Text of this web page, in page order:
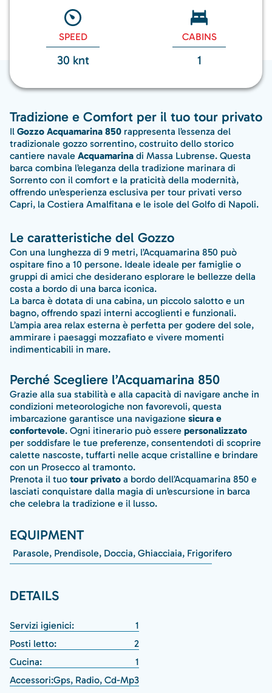
SPEED
30 knt
CABINS
1
Tradizione e Comfort per il tuo tour privato
Il Gozzo Acquamarina 850 rappresenta l’essenza del
tradizionale gozzo sorrentino, costruito dello storico
cantiere navale Acquamarina di Massa Lubrense. Questa
barca combina l’eleganza della tradizione marinara di
Sorrento con il comfort e la praticità della modernità,
offrendo un’esperienza esclusiva per tour privati verso
Capri, la Costiera Amalfitana e le isole del Golfo di Napoli.
Le caratteristiche del Gozzo
Con una lunghezza di 9 metri, l’Acquamarina 850 può
ospitare fino a 10 persone. Ideale ideale per famiglie o
gruppi di amici che desiderano esplorare le bellezze della
costa a bordo di una barca iconica.
La barca è dotata di una cabina, un piccolo salotto e un
bagno, offrendo spazi interni accoglienti e funzionali.
L’ampia area relax esterna è perfetta per godere del sole,
ammirare i paesaggi mozzafiato e vivere momenti
indimenticabili in mare.
Perché Scegliere l’Acquamarina 850
Grazie alla sua stabilità e alla capacità di navigare anche in
condizioni meteorologiche non favorevoli, questa
imbarcazione garantisce una navigazione sicura e
confortevole. Ogni itinerario può essere personalizzato
per soddisfare le tue preferenze, consentendoti di scoprire
calette nascoste, tuffarti nelle acque cristalline e brindare
con un Prosecco al tramonto.
Prenota il tuo tour privato a bordo dell’Acquamarina 850 e
lasciati conquistare dalla magia di un’escursione in barca
che celebra la tradizione e il lusso.
EQUIPMENT
Parasole, Prendisole, Doccia, Ghiacciaia, Frigorifero
DETAILS
Servizi igienici:
1
Posti letto:
2
Cucina:
1
Accessori:Gps, Radio, Cd-Mp3